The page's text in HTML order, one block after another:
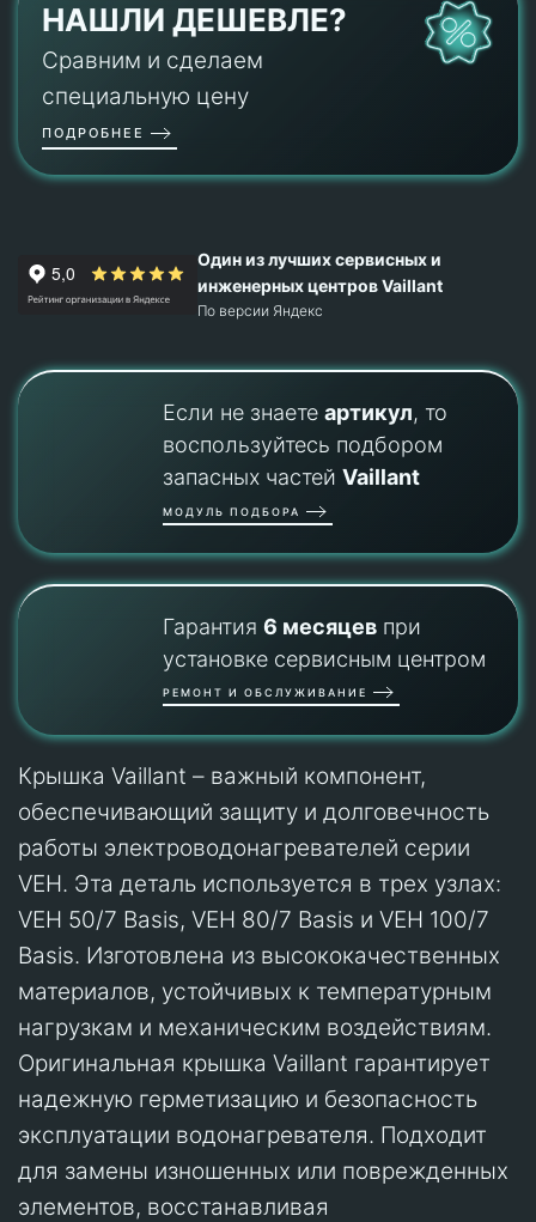
НАШЛИ ДЕШЕВЛЕ?
Сравним и сделаем
специальную цену
ПОДРОБНЕЕ
Один из лучших сервисных и
инженерных центров Vaillant
По версии Яндекс
Если не знаете артикул, то
воспользуйтесь подбором
запасных частей Vaillant
МОДУЛЬ ПОДБОРА
Гарантия 6 месяцевпри
установке сервисным центром
РЕМОНТ И ОБСЛУЖИВАНИЕ
Крышка Vaillant – важный компонент,
обеспечивающий защиту и долговечность
работы электроводонагревателей серии
VEH. Эта деталь используется в трех узлах:
VEH 50/7 Basis, VEH 80/7 Basis и VEH 100/7
Basis. Изготовлена из высококачественных
материалов, устойчивых к температурным
нагрузкам и механическим воздействиям.
Оригинальная крышка Vaillant гарантирует
надежную герметизацию и безопасность
эксплуатации водонагревателя. Подходит
для замены изношенных или поврежденных
элементов, восстанавливая